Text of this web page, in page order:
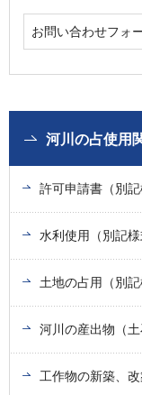
お問い合わせフォ
河川の占使用
許可申請書（別記
水利使用（別記様
土地の占用（別記
河川の産出物（
工作物の新築、